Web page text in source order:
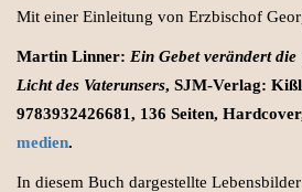
Mit einer Einleitung von Erzbischof
Martin Linner: Ein Gebet verändert
Licht des Vaterunsers, SJM-Verlag:
9783932426681, 136 Seiten,
medien.
In diesem Buch dargestellte